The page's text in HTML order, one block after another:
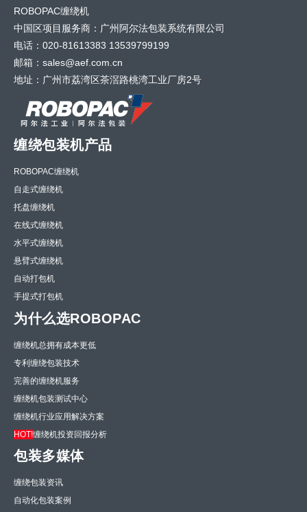
ROBOPAC缠绕机
中国区项目服务商：广州阿尔法包装系统有限公司
电话：020-81613383 13539799199
邮箱：sales@aef.com.cn
地址：广州市荔湾区茶滘路桃湾工业厂房2号
缠绕包装机产品
ROBOPAC缠绕机
自走式缠绕机
托盘缠绕机
在线式缠绕机
水平式缠绕机
悬臂式缠绕机
自动打包机
手提式打包机
为什么选ROBOPAC
缠绕机总拥有成本更低
专利缠绕包装技术
完善的缠绕机服务
缠绕机包装测试中心
缠绕机行业应用解决方案
HOT!缠绕机投资回报分析
包装多媒体
缠绕包装资讯
自动化包装案例